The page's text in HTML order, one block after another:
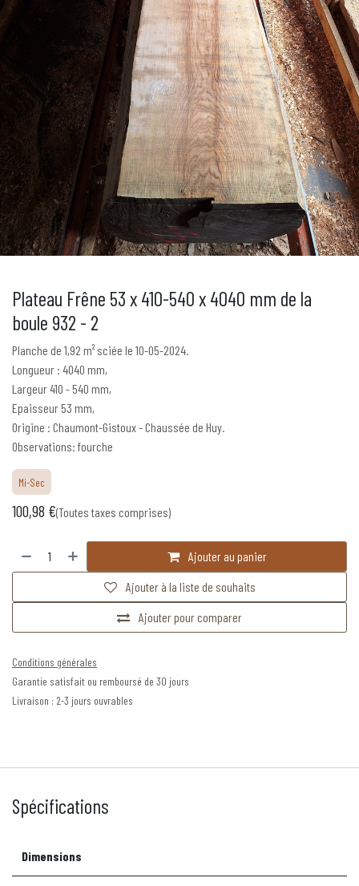
Plateau Frêne 53 x 410-540 x 4040 mm de la
boule 932 - 2
Planche de 1,92 m² sciée le 10-05-2024.
Longueur : 4040 mm,
Largeur 410 - 540 mm,
Epaisseur 53 mm,
Origine : Chaumont-Gistoux - Chaussée de Huy.
Observations: fourche
Mi-Sec
100,98 €(Toutes taxes comprises)
Ajouter au panier
Ajouter pour comparer
Ajouter à la liste de souhaits
Conditions générales
Garantie satisfait ou remboursé de 30 jours
Livraison : 2-3 jours ouvrables
Spécifications
Dimensions